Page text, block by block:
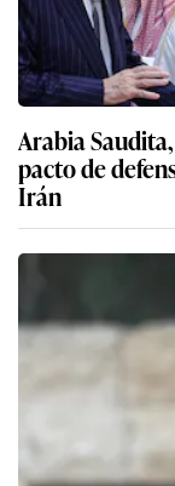
Arabia
pacto de
Irán